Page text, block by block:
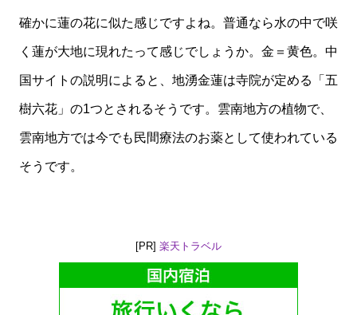
確かに蓮の花に似た感じですよね。普通なら水の中で咲
く蓮が大地に現れたって感じでしょうか。金＝黄色。中
国サイトの説明によると、地湧金蓮は寺院が定める「五
樹六花」の1つとされるそうです。雲南地方の植物で、
雲南地方では今でも民間療法のお薬として使われている
そうです。
[PR] 楽天トラベル